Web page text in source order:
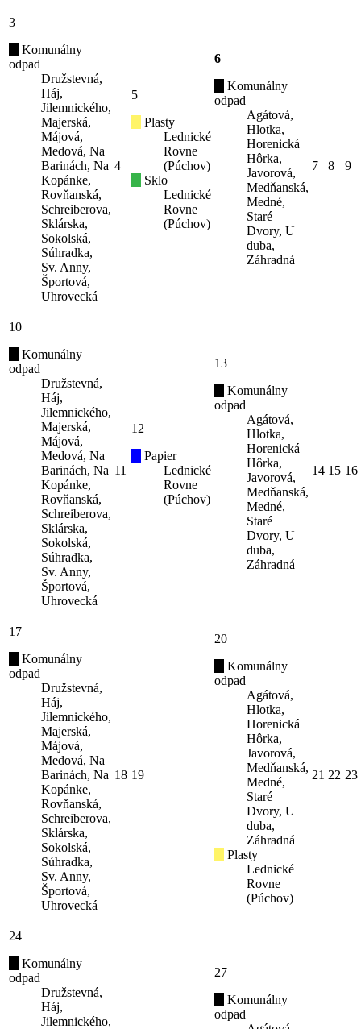
3
Komunálny
odpad
Družstevná,
Háj,
Jilemnického,
Majerská,
Májová,
Medová, Na
Barinách, Na
Kopánke,
Rovňanská,
Schreiberova,
Sklárska,
Sokolská,
Súhradka,
Sv. Anny,
Športová,
Uhrovecká
4
5
Plasty
Lednické
Rovne
(Púchov)
Sklo
Lednické
Rovne
(Púchov)
6
Komunálny
odpad
Agátová,
Hlotka,
Horenická
Hôrka,
Javorová,
Medňanská,
Medné,
Staré
Dvory, U
duba,
Záhradná
7 8 9
10
Komunálny
odpad
Družstevná,
Háj,
Jilemnického,
Majerská,
Májová,
Medová, Na
Barinách, Na
Kopánke,
Rovňanská,
Schreiberova,
Sklárska,
Sokolská,
Súhradka,
Sv. Anny,
Športová,
Uhrovecká
11
12
Papier
Lednické
Rovne
(Púchov)
13
Komunálny
odpad
Agátová,
Hlotka,
Horenická
Hôrka,
Javorová,
Medňanská,
Medné,
Staré
Dvory, U
duba,
Záhradná
14 15 16
17
Komunálny
odpad
Družstevná,
Háj,
Jilemnického,
Majerská,
Májová,
Medová, Na
Barinách, Na
Kopánke,
Rovňanská,
Schreiberova,
Sklárska,
Sokolská,
Súhradka,
Sv. Anny,
Športová,
Uhrovecká
18 19
20
Komunálny
odpad
Agátová,
Hlotka,
Horenická
Hôrka,
Javorová,
Medňanská,
Medné,
Staré
Dvory, U
duba,
Záhradná
Plasty
Lednické
Rovne
(Púchov)
21 22 23
24
Komunálny
odpad
Družstevná,
Háj,
Jilemnického,
27
Komunálny
odpad